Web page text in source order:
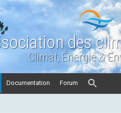
des
Climat, Énergie &
Documentation Forum